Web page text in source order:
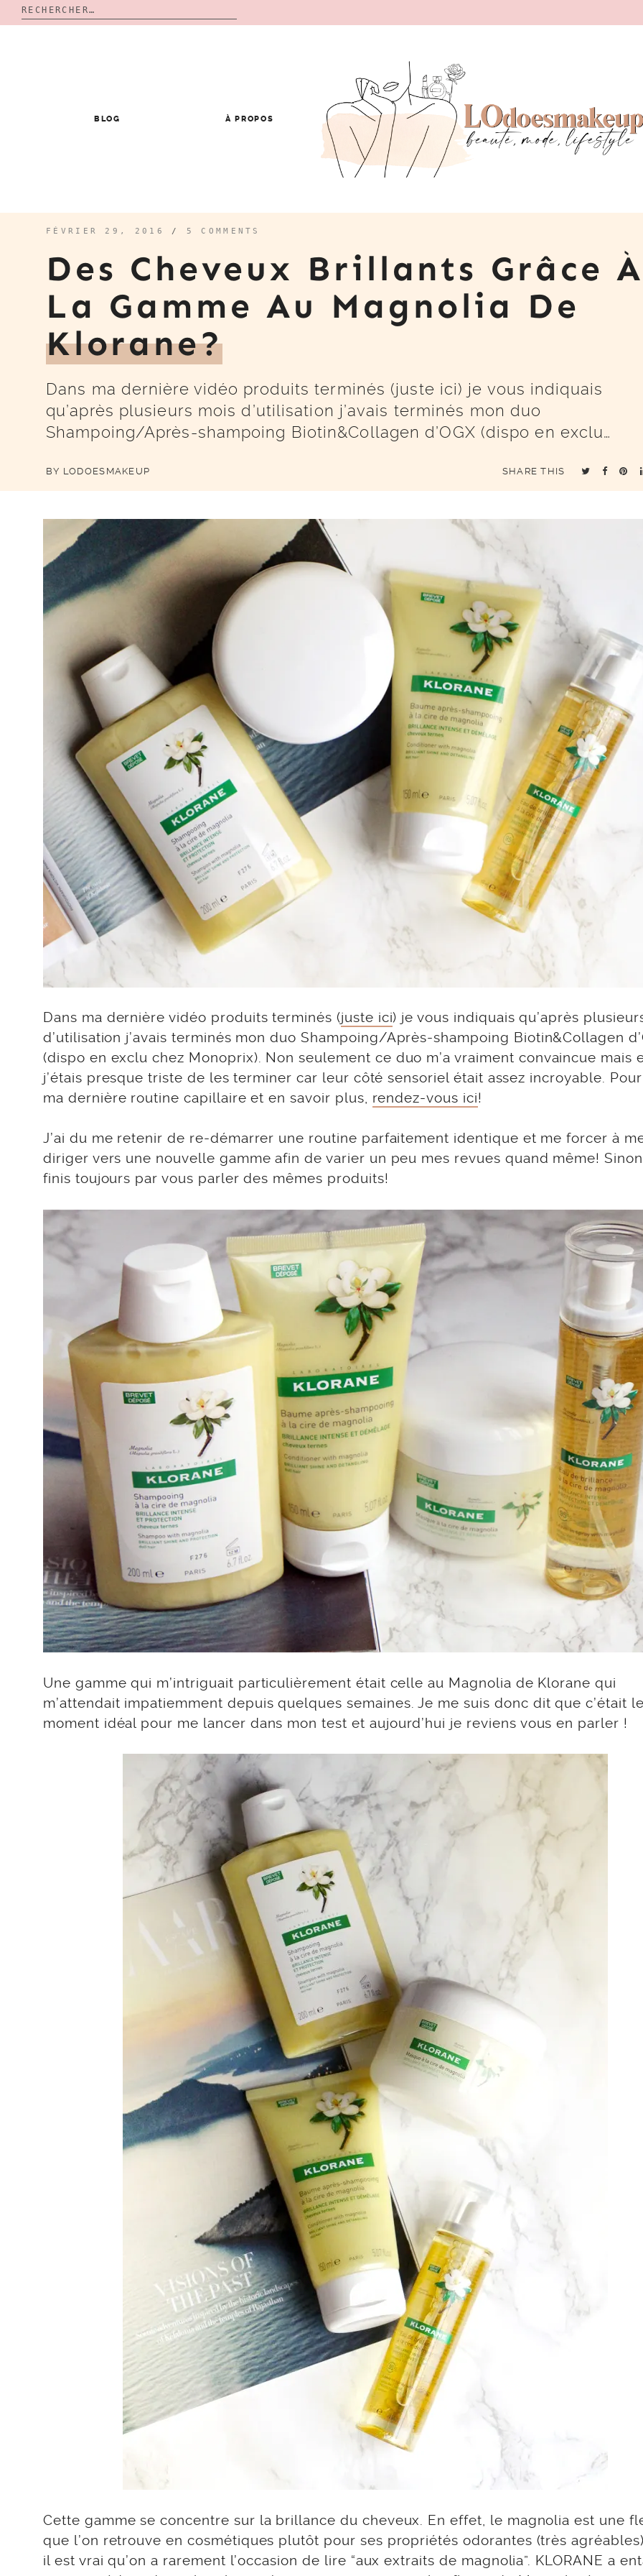
Rechercher :
BLOG À PROPOS
FÉVRIER 29, 2016 / 5 COMMENTS
Des Cheveux Brillants Grâce
La Gamme Au Magnolia De
Klorane?
Dans ma dernière vidéo produits terminés (juste ici) je vous indiquais
qu’après plusieurs mois d’utilisation j’avais terminés mon duo
Shampoing/Après-shampoing Biotin&Collagen d’OGX (dispo en exclu…
BY LODOESMAKEUP SHARE THIS
Dans ma dernière vidéo produits terminés (juste ici) je vous indiquais qu’après
d’utilisation j’avais terminés mon duo Shampoing/Après-shampoing Biotin&Collagen
(dispo en exclu chez Monoprix). Non seulement ce duo m’a vraiment convaincue mais
j’étais presque triste de les terminer car leur côté sensoriel était assez incroyable.
ma dernière routine capillaire et en savoir plus, rendez-vous ici!
J’ai du me retenir de re-démarrer une routine parfaitement identique et me forcer à
diriger vers une nouvelle gamme afin de varier un peu mes revues quand même!
finis toujours par vous parler des mêmes produits!
Une gamme qui m’intriguait particulièrement était celle au Magnolia de Klorane qui
m’attendait impatiemment depuis quelques semaines. Je me suis donc dit que c’était
moment idéal pour me lancer dans mon test et aujourd’hui je reviens vous en parler !
Cette gamme se concentre sur la brillance du cheveux. En effet, le magnolia est une
que l’on retrouve en cosmétiques plutôt pour ses propriétés odorantes (très
il est vrai qu’on a rarement l’occasion de lire “aux extraits de magnolia”. KLORANE a